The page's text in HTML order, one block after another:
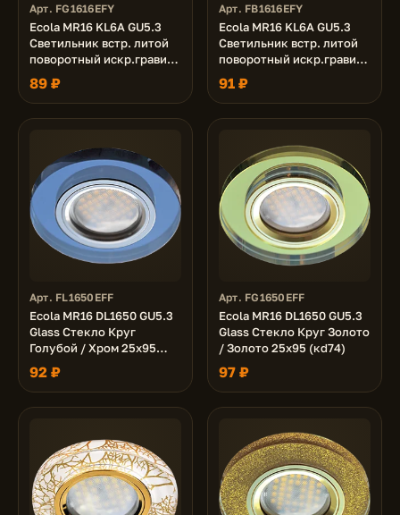
Арт. FG1616EFY
Ecola MR16 KL6A GU5.3
Светильник встр. литой
поворотный искр.гравир.
Листья по кругу Сатин-
Хром/Золото 23x86
89 ₽
Арт. FB1616EFY
Ecola MR16 KL6A GU5.3
Светильник встр. литой
поворотный искр.гравир.
Листья по кругу Черный
Хром/Золото 23x86
91 ₽
Арт. FL1650EFF
Ecola MR16 DL1650 GU5.3
Glass Стекло Круг
Голубой / Хром 25x95
(кd74)
92 ₽
Арт. FG1650EFF
Ecola MR16 DL1650 GU5.3
Glass Стекло Круг Золото
/ Золото 25x95 (кd74)
97 ₽